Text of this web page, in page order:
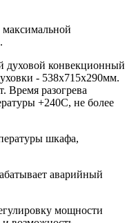
максимальной
духовой конвекционный
- 538х715х290мм.
Время разогрева
+240С, не более
шкафа,
аварийный
мощности